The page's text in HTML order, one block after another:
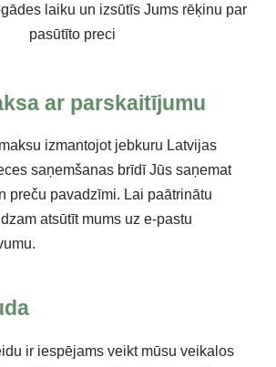
laiku un izsūtīs Jums rēķinu par
pasūtīto preci
ar parskaitījumu
izmantojot jebkuru Latvijas
saņemšanas brīdī Jūs saņemat
preču pavadzīmi. Lai paātrinātu
atsūtīt mums uz e-pastu
ir iespējams veikt mūsu veikalos